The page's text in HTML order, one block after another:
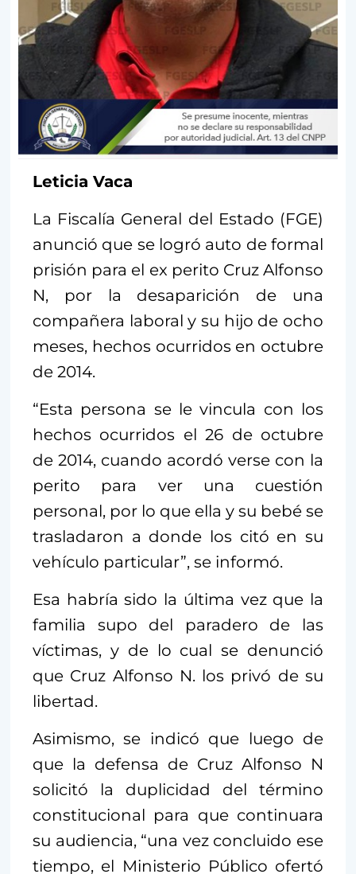
Leticia Vaca
La Fiscalía General del Estado (FGE)
anunció que se logró auto de formal
prisión para el ex perito Cruz Alfonso
N, por la desaparición de una
compañera laboral y su hijo de ocho
meses, hechos ocurridos en octubre
de 2014.
“Esta persona se le vincula con los
hechos ocurridos el 26 de octubre
de 2014, cuando acordó verse con la
perito para ver una cuestión
personal, por lo que ella y su bebé se
trasladaron a donde los citó en su
vehículo particular”, se informó.
Esa habría sido la última vez que la
familia supo del paradero de las
víctimas, y de lo cual se denunció
que Cruz Alfonso N. los privó de su
libertad.
Asimismo, se indicó que luego de
que la defensa de Cruz Alfonso N
solicitó la duplicidad del término
constitucional para que continuara
su audiencia, “una vez concluido ese
tiempo, el Ministerio Público ofertó